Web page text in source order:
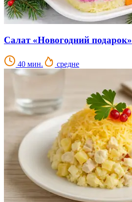
Салат «Новогодний подарок»
40 мин. средне